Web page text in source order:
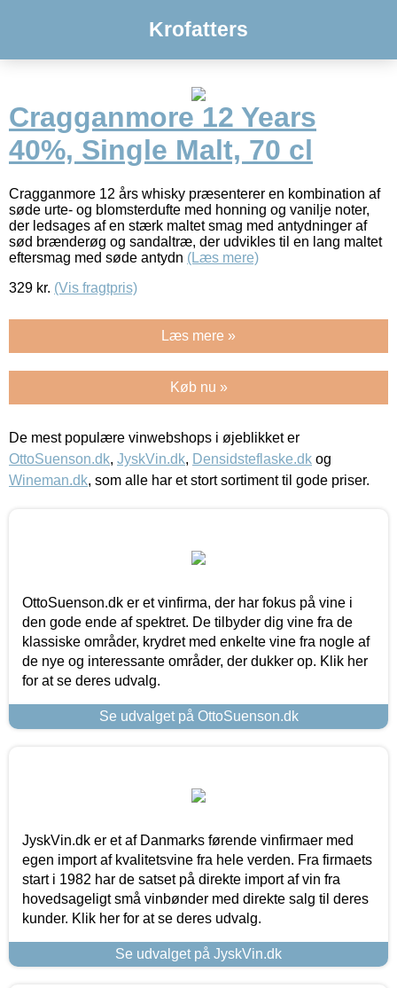
Krofatters
Cragganmore 12 Years
40%, Single Malt, 70 cl
Cragganmore 12 års whisky præsenterer en kombination af
søde urte- og blomsterdufte med honning og vanilje noter,
der ledsages af en stærk maltet smag med antydninger af
sød brænderøg og sandaltræ, der udvikles til en lang maltet
eftersmag med søde antydn (Læs mere)
329 kr. (Vis fragtpris)
Læs mere »
Køb nu »
De mest populære vinwebshops i øjeblikket er
OttoSuenson.dk, JyskVin.dk, Densidsteflaske.dk og
Wineman.dk, som alle har et stort sortiment til gode priser.
OttoSuenson.dk er et vinfirma, der har fokus på vine i
den gode ende af spektret. De tilbyder dig vine fra de
klassiske områder, krydret med enkelte vine fra nogle af
de nye og interessante områder, der dukker op. Klik her
for at se deres udvalg.
Se udvalget på OttoSuenson.dk
JyskVin.dk er et af Danmarks førende vinfirmaer med
egen import af kvalitetsvine fra hele verden. Fra firmaets
start i 1982 har de satset på direkte import af vin fra
hovedsageligt små vinbønder med direkte salg til deres
kunder. Klik her for at se deres udvalg.
Se udvalget på JyskVin.dk